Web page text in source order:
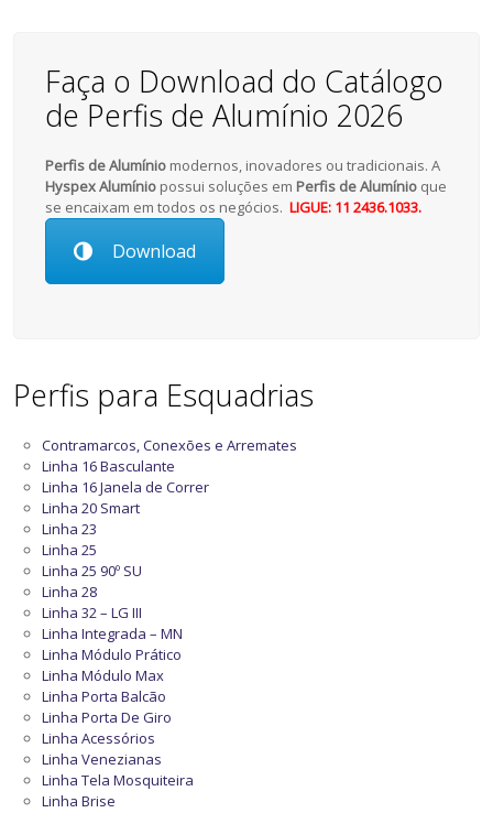
Faça o Download do Catálogo
de Perfis de Alumínio 2026
Perfis de Alumínio modernos, inovadores ou tradicionais. A
Hyspex Alumínio possui soluções em Perfis de Alumínio que
se encaixam em todos os negócios.LIGUE: 11 2436.1033.
Download
Perfis para Esquadrias
Contramarcos, Conexões e Arremates
Linha 16 Basculante
Linha 16 Janela de Correr
Linha 20 Smart
Linha 23
Linha 25
Linha 25 90º SU
Linha 28
Linha 32 – LG III
Linha Integrada – MN
Linha Módulo Prático
Linha Módulo Max
Linha Porta Balcão
Linha Porta De Giro
Linha Acessórios
Linha Venezianas
Linha Tela Mosquiteira
Linha Brise